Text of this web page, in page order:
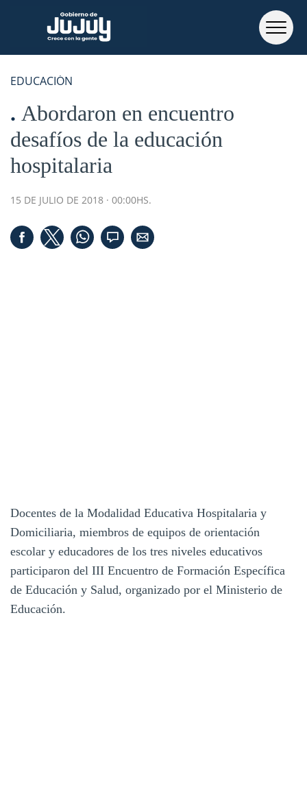
EDUCACIÓN
Abordaron en encuentro
desafíos de la educación
hospitalaria
15 DE JULIO DE 2018 · 00:00HS.
Docentes de la Modalidad Educativa Hospitalaria y
Domiciliaria, miembros de equipos de orientación
escolar y educadores de los tres niveles educativos
participaron del III Encuentro de Formación Específica
de Educación y Salud, organizado por el Ministerio de
Educación.